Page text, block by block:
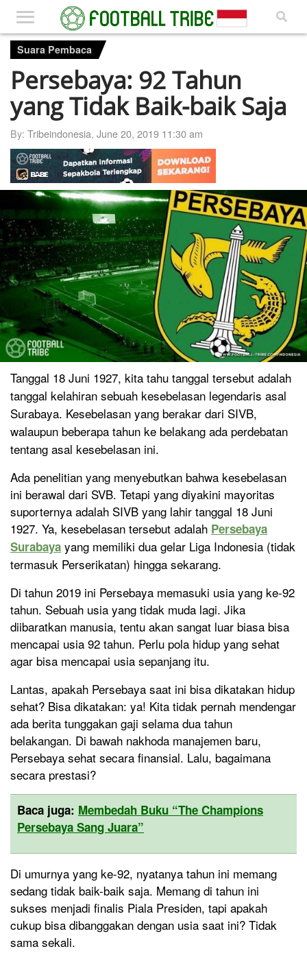
Suara Pembaca
Persebaya: 92 Tahun
yang Tidak Baik-baik Saja
By: Tribeindonesia, June 20, 2019 11:30 am
Tanggal 18 Juni 1927, kita tahu tanggal tersebut adalah
tanggal kelahiran sebuah kesebelasan legendaris asal
Surabaya. Kesebelasan yang berakar dari SIVB,
walaupun beberapa tahun ke belakang ada perdebatan
tentang asal kesebelasan ini.
Ada penelitian yang menyebutkan bahwa kesebelasan
ini berawal dari SVB. Tetapi yang diyakini mayoritas
suporternya adalah SIVB yang lahir tanggal 18 Juni
1927. Ya, kesebelasan tersebut adalah Persebaya
Surabaya yang memiliki dua gelar Liga Indonesia (tidak
termasuk Perserikatan) hingga sekarang.
Di tahun 2019 ini Persebaya memasuki usia yang ke-92
tahun. Sebuah usia yang tidak muda lagi. Jika
diibaratkan manusia, tentu akan sangat luar biasa bisa
mencapai usia 92 tahun. Perlu pola hidup yang sehat
agar bisa mencapai usia sepanjang itu.
Lantas, apakah Persebaya saat ini bisa dikatakan hidup
sehat? Bisa dikatakan: ya! Kita tidak pernah mendengar
ada berita tunggakan gaji selama dua tahun
belakangan. Di bawah nakhoda manajemen baru,
Persebaya sehat secara finansial. Lalu, bagaimana
secara prestasi?
Baca juga: Membedah Buku “The Champions
Persebaya Sang Juara”
Di umurnya yang ke-92, nyatanya tahun ini memang
sedang tidak baik-baik saja. Memang di tahun ini
sukses menjadi finalis Piala Presiden, tapi apakah
cukup bisa dibanggakan dengan usia saat ini? Tidak
sama sekali.